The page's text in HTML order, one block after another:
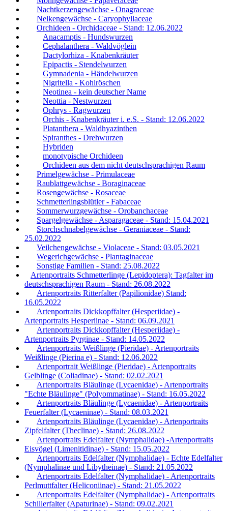
Nachtkerzengewächse - Onagraceae
Nelkengewächse - Caryophyllaceae
Orchideen - Orchidaceae - Stand: 12.06.2022
Anacamptis - Hundswurzen
Cephalanthera - Waldvöglein
Dactylorhiza - Knabenkräuter
Epipactis - Stendelwurzen
Gymnadenia - Händelwurzen
Nigritella - Kohlröschen
Neotinea - kein deutscher Name
Neottia - Nestwurzen
Ophrys - Ragwurzen
Orchis - Knabenkräuter i. e.S. - Stand: 12.06.2022
Platanthera - Waldhyazinthen
Spiranthes - Drehwurzen
Hybriden
monotypische Orchideen
Orchideen aus dem nicht deutschsprachigen Raum
Primelgewächse - Primulaceae
Raublattgewächse - Boraginaceae
Rosengewächse - Rosaceae
Schmetterlingsblütler - Fabaceae
Sommerwurzgewächse - Orobanchaceae
Spargelgewächse - Asparagaceae - Stand: 15.04.2021
Storchschnabelgewächse - Geraniaceae - Stand:
25.02.2022
Veilchengewächse - Violaceae - Stand: 03.05.2021
Wegerichgewächse - Plantaginaceae
Sonstige Familien - Stand: 25.08.2022
Artenportraits Schmetterlinge (Lepidoptera): Tagfalter im
deutschsprachigen Raum - Stand: 26.08.2022
Artenportraits Ritterfalter (Papilionidae) Stand:
16.05.2022
Artenportraits Dickkopffalter (Hesperiidae) -
Artenportraits Hesperiinae - Stand: 06.09.2021
Artenportraits Dickkopffalter (Hesperiidae) -
Artenportraits Pyrginae - Stand: 14.05.2022
Artenportraits Weißlinge (Pieridae) - Artenportraits
Weißlinge (Pierina e) - Stand: 12.06.2022
Artenportrait Weißlinge (Pieridae) - Artenportraits
Gelblinge (Coliadinae) - Stand: 02.02.2021
Artenportraits Bläulinge (Lycaenidae) - Artenportraits
"Echte Bläulinge" (Polyommatinae) - Stand: 16.05.2022
Artenportraits Bläulinge (Lycaenidae) - Artenportraits
Feuerfalter (Lycaeninae) - Stand: 08.03.2021
Artenportraits Bläulinge (Lycaenidae) - Artenportraits
Zipfelfalter (Theclinae) - Stand: 26.08.2022
Artenportraits Edelfalter (Nymphalidae) -Artenportraits
Eisvögel (Limenitidinae) - Stand: 15.05.2022
Artenportraits Edelfalter (Nymphalidae) - Echte Edelfalter
(Nymphalinae und Libytheinae) - Stand: 21.05.2022
Artenportraits Edelfalter (Nymphalidae) - Artenportraits
Perlmuttfalter (Heliconiinae) - Stand: 21.05.2022
Artenportraits Edelfalter (Nymphalidae) - Artenportraits
Schillerfalter (Apaturinae) - Stand: 09.02.2021